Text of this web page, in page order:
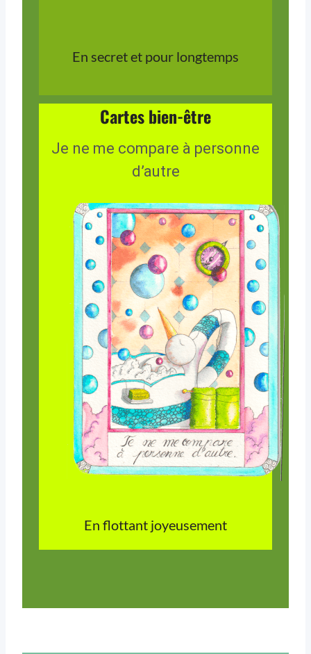
En secret et pour longtemps
Cartes bien-être
Je ne me compare à personne
d’autre
En flottant joyeusement